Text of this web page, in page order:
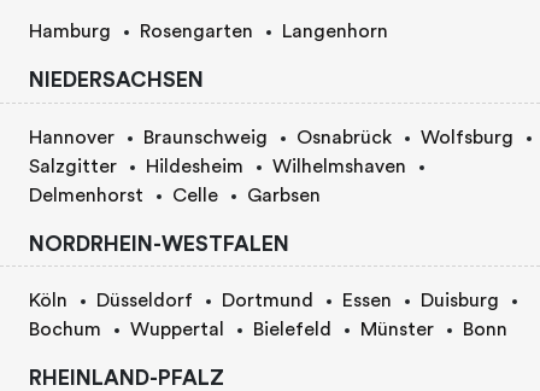
Hamburg Rosengarten Langenhorn
NIEDERSACHSEN
Hannover Braunschweig Osnabrück
Wolfsburg
Salzgitter
Hildesheim
Wilhelmshaven
Delmenhorst
Celle Garbsen
NORDRHEIN-WESTFALEN
Köln Düsseldorf Dortmund Essen
Duisburg
Bochum
Wuppertal Bielefeld Münster Bonn
RHEINLAND-PFALZ